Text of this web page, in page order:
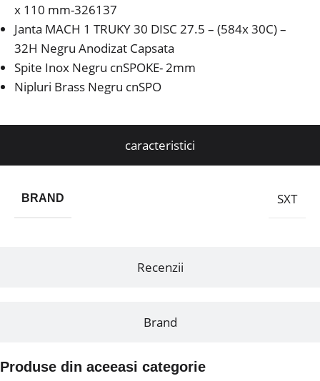
x 110 mm-326137
Janta MACH 1 TRUKY 30 DISC 27.5 – (584x 30C) –
32H Negru Anodizat Capsata
Spite Inox Negru cnSPOKE- 2mm
Nipluri Brass Negru cnSPO
caracteristici
Recenzii
Brand
BRAND SXT
Produse din aceeasi categorie